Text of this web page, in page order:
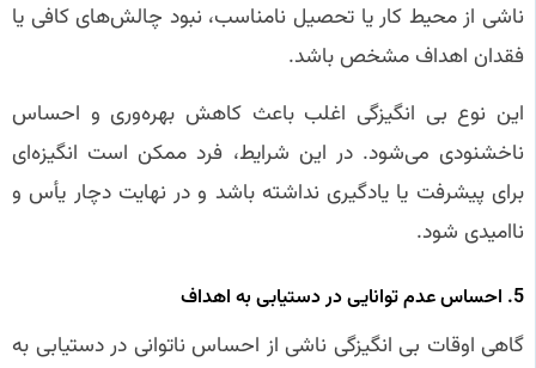
ناشی از محیط کار یا تحصیل نامناسب، نبود چالش‌های کافی یا
فقدان اهداف مشخص باشد.
این نوع بی‌ انگیزگی اغلب باعث کاهش بهره‌وری و احساس
ناخشنودی می‌شود. در این شرایط، فرد ممکن است انگیزه‌ای
برای پیشرفت یا یادگیری نداشته باشد و در نهایت دچار یأس و
ناامیدی شود.
5. احساس عدم توانایی در دستیابی به اهداف
گاهی اوقات بی‌ انگیزگی ناشی از احساس ناتوانی در دستیابی به